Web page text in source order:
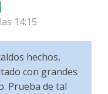
14:15
hechos,
con grandes
Prueba de tal